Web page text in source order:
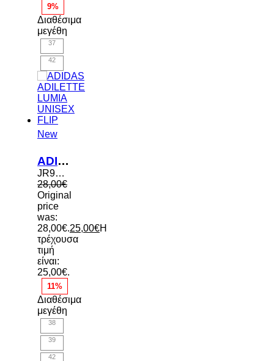
9%
Διαθέσιμα
μεγέθη
37
42
New
ADIDAS ADILETTE LUMIA UNISEX FLIP
JR9715
28,00€
Original
price
was:
28,00€.25,00€Η
τρέχουσα
τιμή
είναι:
25,00€.
11%
Διαθέσιμα
μεγέθη
38
39
42